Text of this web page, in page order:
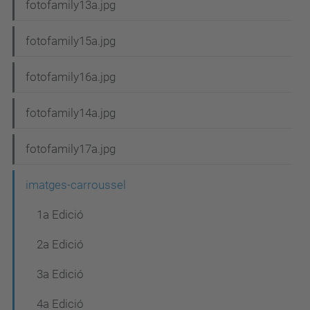
fotofamily13a.jpg
fotofamily15a.jpg
fotofamily16a.jpg
fotofamily14a.jpg
fotofamily17a.jpg
imatges-carroussel
1a Edició
2a Edició
3a Edició
4a Edició